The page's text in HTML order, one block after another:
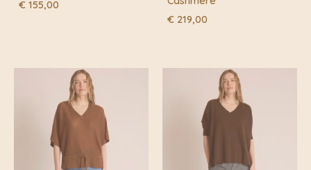
€ 155,00
€ 219,00